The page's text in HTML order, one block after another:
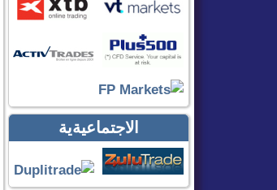
الاجتماعيةية